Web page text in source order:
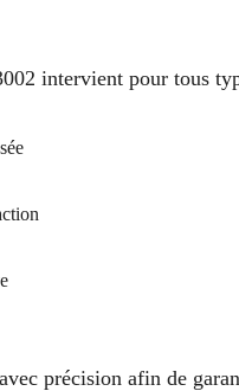
intervient pour tous
précision afin de